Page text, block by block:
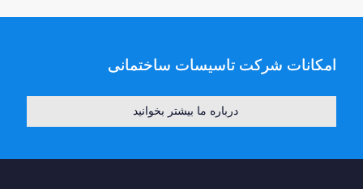
امکانات شرکت تاسیسات ساختمانی
درباره ما بیشتر بخوانید